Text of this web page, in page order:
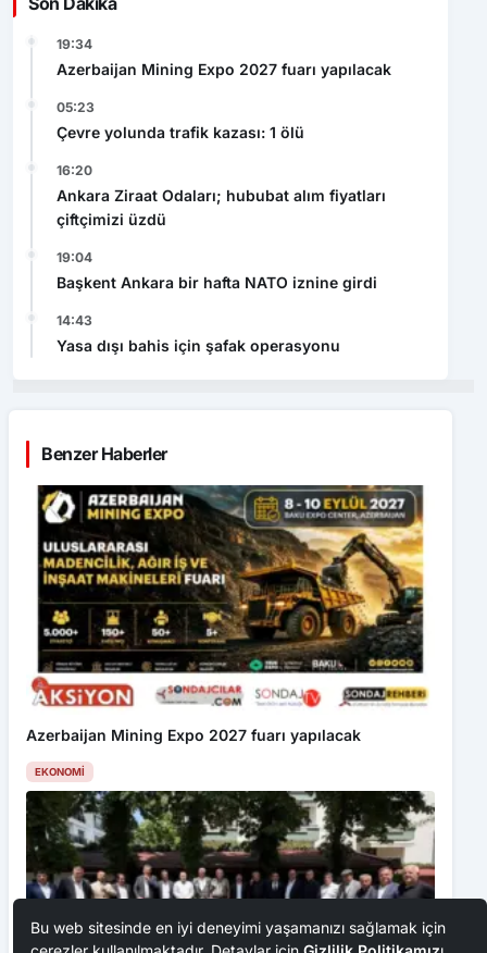
19:34
Azerbaijan Mining Expo 2027 fuarı yapılacak
05:23
Çevre yolunda trafik kazası: 1 ölü
16:20
Ankara Ziraat Odaları; hububat alım fiyatları
çiftçimizi üzdü
19:04
Başkent Ankara bir hafta NATO iznine girdi
14:43
Yasa dışı bahis için şafak operasyonu
Benzer Haberler
Azerbaijan Mining Expo 2027 fuarı yapılacak
EKONOMI
Bu web sitesinde en iyi deneyimi yaşamanızı sağlamak için